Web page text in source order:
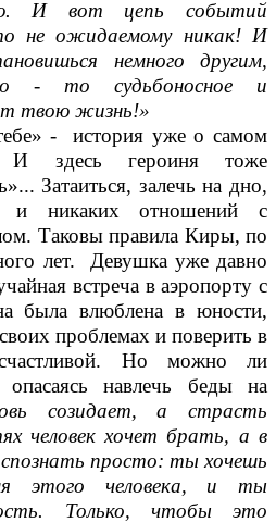
И вот цепь событий
не ожидаемому никак! И
немного другим,
- то судьбоносное и
твою жизнь!»
- история уже о самом
И здесь героиня тоже
Затаиться, залечь на дно,
и никаких отношений с
Таковы правила Киры, по
лет. Девушка уже давно
встреча в аэропорту с
была влюблена в юности,
проблемах и поверить в
Но можно ли
опасаясь навлечь беды на
созидает, а страсть
человек хочет брать, а в
просто: ты хочешь
этого человека, и ты
Только, чтобы это